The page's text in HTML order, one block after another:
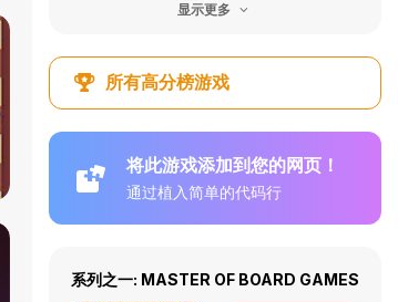
显示更多
所有高分榜游戏
将此游戏添加到您的网页！
通过植入简单的代码行
系列之一: MASTER OF BOARD GAMES